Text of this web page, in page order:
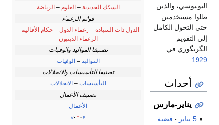
السكك الحديدية –العلوم –الرياضة
قوائم الزعماء
الدول ذات السيادة – زعماء الدول – حكام الأقاليم –
الزعماء الدينيون
تصنيفا المواليد والوفيات
المواليد –الوفيات
تصنيفا التأسيسات والانحلالات
التأسيسات –الانحلالات
تصنيف الأعمال
الأعمال
v t e
اليوليوسي، والذين
ظلوا مستخدمين
حتى التحول الكامل
إلى التقويم
الگريگوري في
1929
أحداث
يناير-مارس
5 يناير - قضية